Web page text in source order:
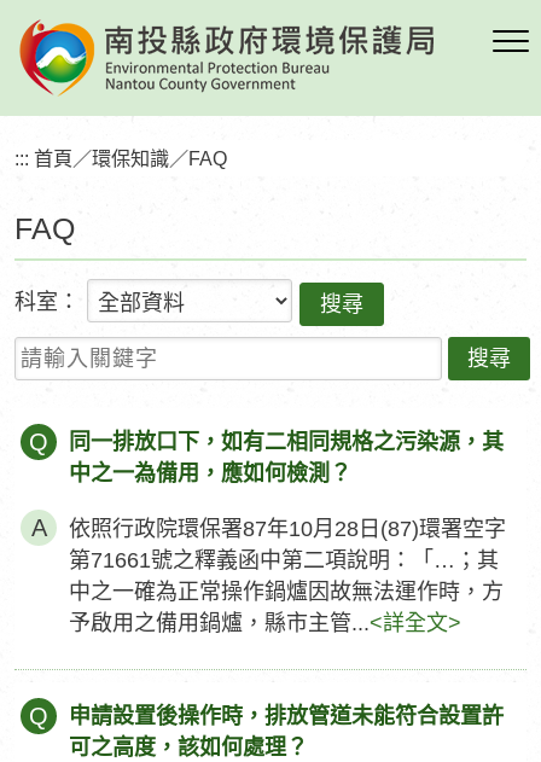
到
要
塊FAQ
::: 首頁 ／環保知識／FAQ
科室：
請輸入關鍵字
Q
同一排放口下，如有二相同規格之污染源，其
中之一為備用，應如何檢測？
依照行政院環保署87年10月28日(87)環署空字
第71661號之釋義函中第二項說明：「…；其
中之一確為正常操作鍋爐因故無法運作時，方
予啟用之備用鍋爐，縣市主管...<詳全文>
Q
申請設置後操作時，排放管道未能符合設置許
可之高度，該如何處理？